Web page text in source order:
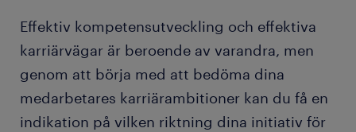
Effektiv kompetensutveckling och effektiva
karriärvägar är beroende av varandra, men
genom att börja med att bedöma dina
medarbetares karriärambitioner kan du få en
indikation på vilken riktning dina initiativ för